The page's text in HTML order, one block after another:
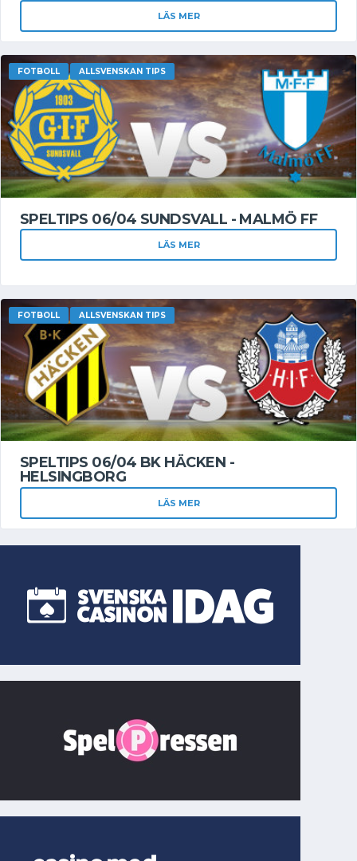
LÄS MER
FOTBOLL ALLSVENSKAN TIPS
SPELTIPS 06/04 SUNDSVALL - MALMÖ FF
LÄS MER
FOTBOLL ALLSVENSKAN TIPS
SPELTIPS 06/04 BK HÄCKEN -
HELSINGBORG
LÄS MER